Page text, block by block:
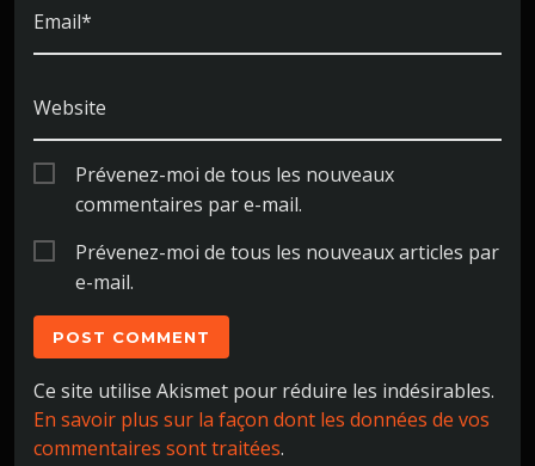
Email*
Website
Prévenez-moi de tous les nouveaux
commentaires par e-mail.
Prévenez-moi de tous les nouveaux articles par
e-mail.
Ce site utilise Akismet pour réduire les indésirables.
En savoir plus sur la façon dont les données de vos
commentaires sont traitées.